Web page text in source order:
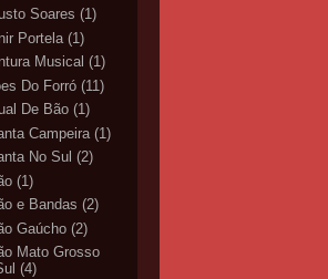
Soares (1)
Portela (1)
Musical (1)
Do Forró (11)
De Bão (1)
Campeira (1)
No Sul (2)
(1)
e Bandas (2)
Gaúcho (2)
Mato Grosso
(4)